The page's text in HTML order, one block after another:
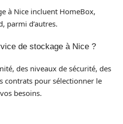
à Nice incluent HomeBox,
parmi d’autres.
de stockage à Nice ?
des niveaux de sécurité, des
contrats pour sélectionner le
besoins.